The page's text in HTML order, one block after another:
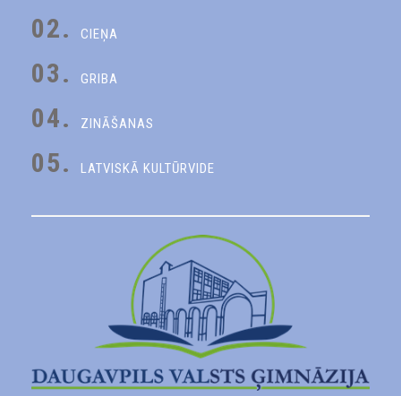
02. CIEŅA
03. GRIBA
04. ZINĀŠANAS
05. LATVISKĀ KULTŪRVIDE